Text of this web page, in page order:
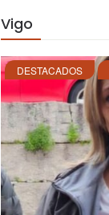
Vigo
DESTACADOS